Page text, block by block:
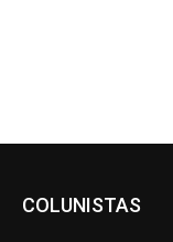
COLUNISTAS